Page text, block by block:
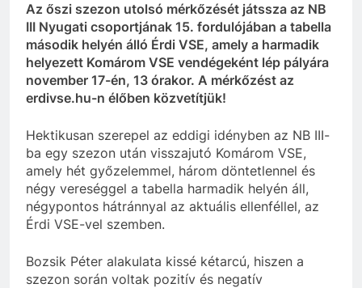
Az őszi szezon utolsó mérkőzését játssza az NB
III Nyugati csoportjának 15. fordulójában a tabella
második helyén álló Érdi VSE, amely a harmadik
helyezett Komárom VSE vendégeként lép pályára
november 17-én, 13 órakor. A mérkőzést az
erdivse.hu-n élőben közvetítjük!
Hektikusan szerepel az eddigi idényben az NB III-
ba egy szezon után visszajutó Komárom VSE,
amely hét győzelemmel, három döntetlennel és
négy vereséggel a tabella harmadik helyén áll,
négypontos hátránnyal az aktuális ellenféllel, az
Érdi VSE-vel szemben.
Bozsik Péter alakulata kissé kétarcú, hiszen a
szezon során voltak pozitív és negatív